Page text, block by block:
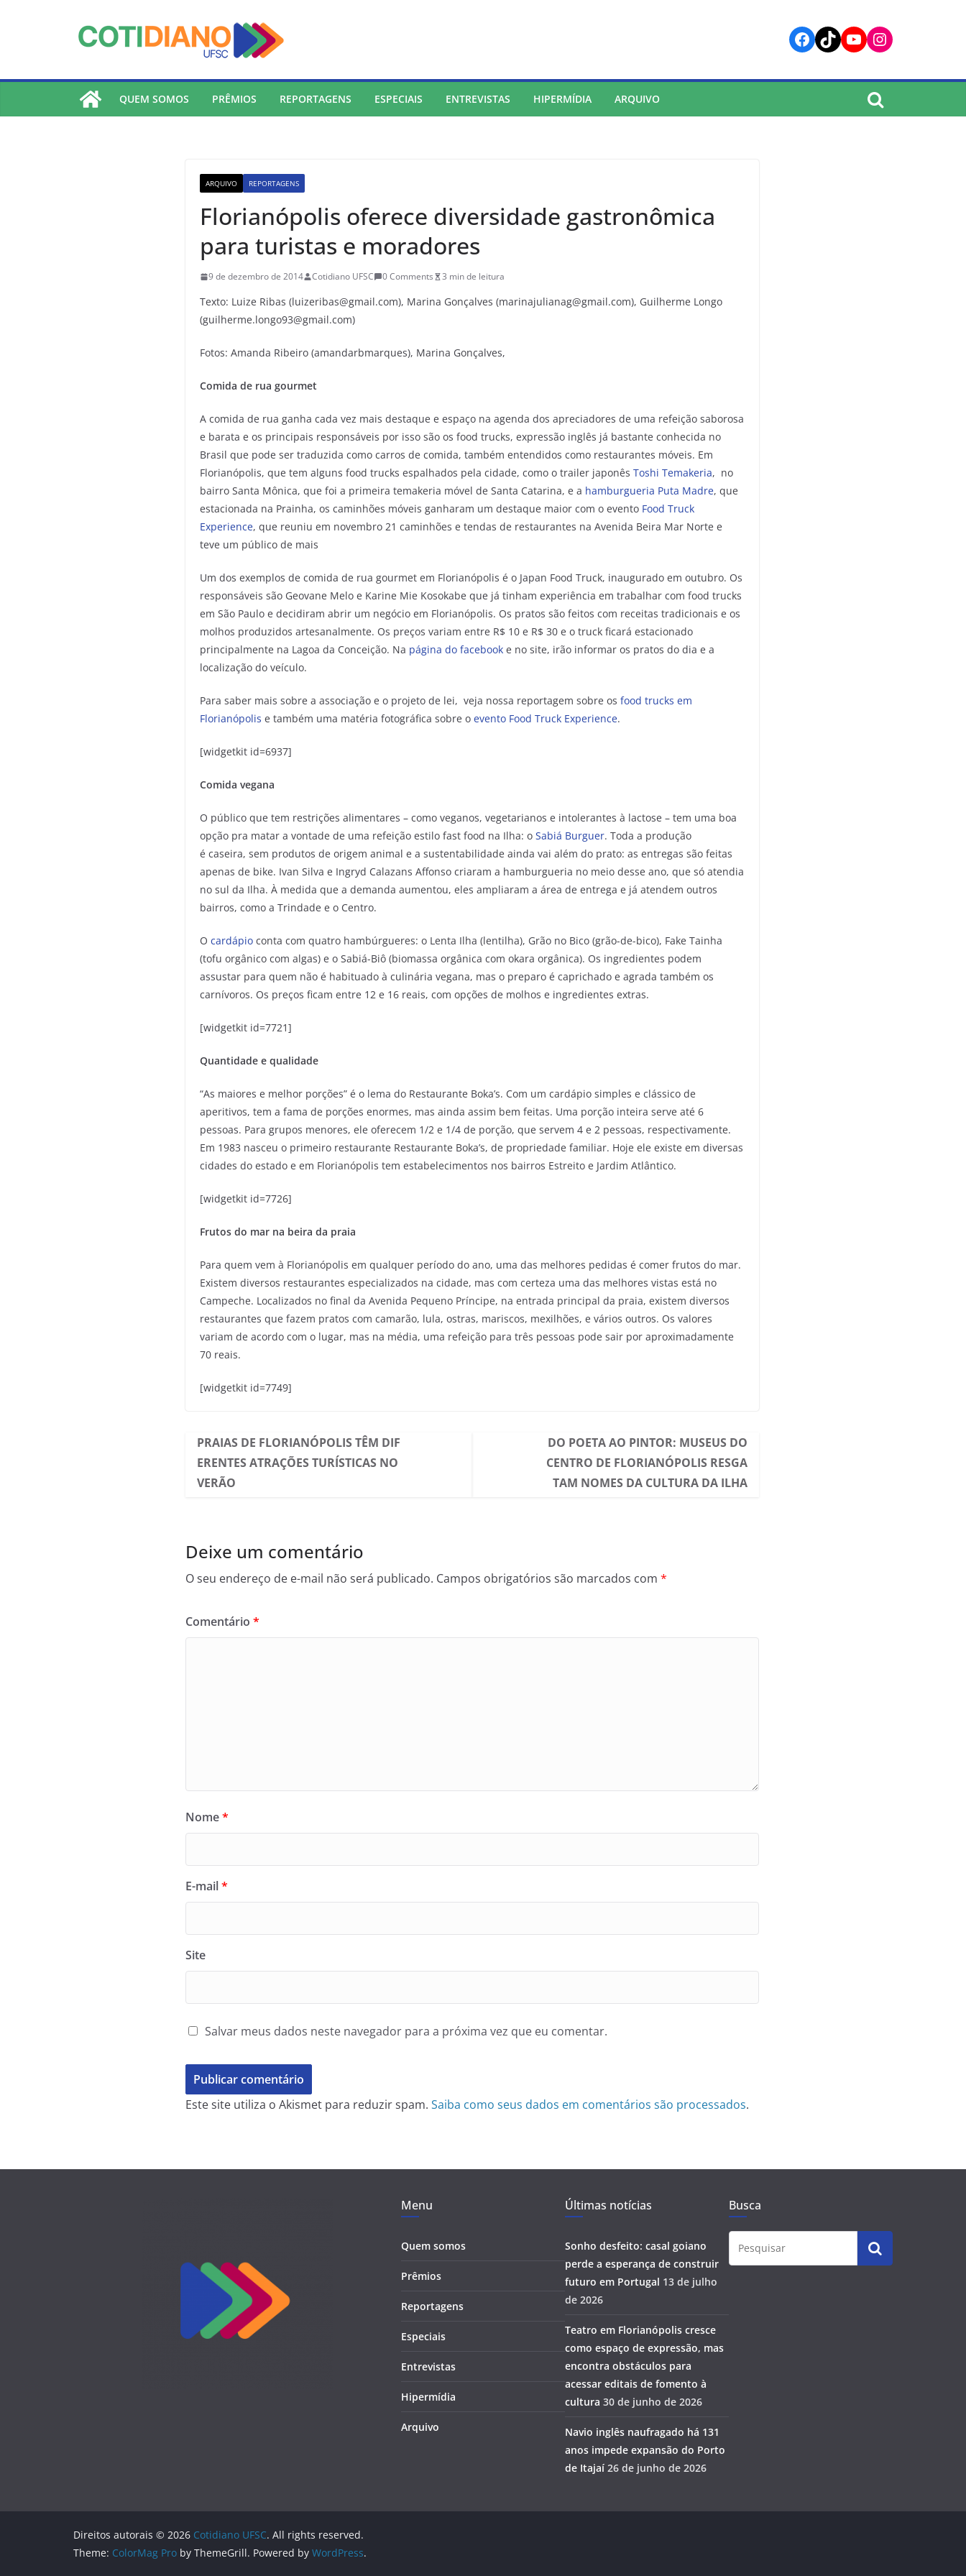
Facebook
TikTokYouTube
Instagram
QUEM SOMOS PRÊMIOS REPORTAGENS ESPECIAIS ENTREVISTAS HIPERMÍDIA ARQUIVO
ARQUIVO REPORTAGENS
Florianópolis oferece diversidade gastronômica
para turistas e moradores
9 de dezembro de 2014 Cotidiano UFSC 0 Comments 3 min de leitura
Texto: Luize Ribas (luizeribas@gmail.com), Marina Gonçalves (marinajulianag@gmail.com), Guilherme Longo
(guilherme.longo93@gmail.com)
Fotos: Amanda Ribeiro (amandarbmarques), Marina Gonçalves,
Comida de rua gourmet
A comida de rua ganha cada vez mais destaque e espaço na agenda dos apreciadores de uma refeição saborosa
e barata e os principais responsáveis por isso são os food trucks, expressão inglês já bastante conhecida no
Brasil que pode ser traduzida como carros de comida, também entendidos como restaurantes móveis. Em
Florianópolis, que tem alguns food trucks espalhados pela cidade, como o trailer japonês Toshi Temakeria, no
bairro Santa Mônica, que foi a primeira temakeria móvel de Santa Catarina, e a hamburgueria Puta Madre, que
estacionada na Prainha, os caminhões móveis ganharam um destaque maior com o evento Food Truck
Experience, que reuniu em novembro 21 caminhões e tendas de restaurantes na Avenida Beira Mar Norte e
teve um público de mais
Um dos exemplos de comida de rua gourmet em Florianópolis é o Japan Food Truck, inaugurado em outubro. Os
responsáveis são Geovane Melo e Karine Mie Kosokabe que já tinham experiência em trabalhar com food trucks
em São Paulo e decidiram abrir um negócio em Florianópolis. Os pratos são feitos com receitas tradicionais e os
molhos produzidos artesanalmente. Os preços variam entre R$ 10 e R$ 30 e o truck ficará estacionado
principalmente na Lagoa da Conceição. Na página do facebook e no site, irão informar os pratos do dia e a
localização do veículo.
Para saber mais sobre a associação e o projeto de lei, veja nossa reportagem sobre os food trucks em
Florianópolis e também uma matéria fotográfica sobre o evento Food Truck Experience.
[widgetkit id=6937]
Comida vegana
O público que tem restrições alimentares – como veganos, vegetarianos e intolerantes à lactose – tem uma boa
opção pra matar a vontade de uma refeição estilo fast food na Ilha: o Sabiá Burguer. Toda a produção
é caseira, sem produtos de origem animal e a sustentabilidade ainda vai além do prato: as entregas são feitas
apenas de bike. Ivan Silva e Ingryd Calazans Affonso criaram a hamburgueria no meio desse ano, que só atendia
no sul da Ilha. À medida que a demanda aumentou, eles ampliaram a área de entrega e já atendem outros
bairros, como a Trindade e o Centro.
O cardápio conta com quatro hambúrgueres: o Lenta Ilha (lentilha), Grão no Bico (grão-de-bico), Fake Tainha
(tofu orgânico com algas) e o Sabiá-Biô (biomassa orgânica com okara orgânica). Os ingredientes podem
assustar para quem não é habituado à culinária vegana, mas o preparo é caprichado e agrada também os
carnívoros. Os preços ficam entre 12 e 16 reais, com opções de molhos e ingredientes extras.
[widgetkit id=7721]
Quantidade e qualidade
“As maiores e melhor porções” é o lema do Restaurante Boka’s. Com um cardápio simples e clássico de
aperitivos, tem a fama de porções enormes, mas ainda assim bem feitas. Uma porção inteira serve até 6
pessoas. Para grupos menores, ele oferecem 1/2 e 1/4 de porção, que servem 4 e 2 pessoas, respectivamente.
Em 1983 nasceu o primeiro restaurante Restaurante Boka’s, de propriedade familiar. Hoje ele existe em diversas
cidades do estado e em Florianópolis tem estabelecimentos nos bairros Estreito e Jardim Atlântico.
[widgetkit id=7726]
Frutos do mar na beira da praia
Para quem vem à Florianópolis em qualquer período do ano, uma das melhores pedidas é comer frutos do mar.
Existem diversos restaurantes especializados na cidade, mas com certeza uma das melhores vistas está no
Campeche. Localizados no final da Avenida Pequeno Príncipe, na entrada principal da praia, existem diversos
restaurantes que fazem pratos com camarão, lula, ostras, mariscos, mexilhões, e vários outros. Os valores
variam de acordo com o lugar, mas na média, uma refeição para três pessoas pode sair por aproximadamente
70 reais.
[widgetkit id=7749]
PRAIAS DE FLORIANÓPOLIS TÊM DIF
ERENTES ATRAÇÕES TURÍSTICAS NO
VERÃO
DO POETA AO PINTOR: MUSEUS DO
CENTRO DE FLORIANÓPOLIS RESGA
TAM NOMES DA CULTURA DA ILHA
Deixe um comentário
O seu endereço de e-mail não será publicado. Campos obrigatórios são marcados com *
Comentário *
Nome*
E-mail*
Site
Salvar meus dados neste navegador para a próxima vez que eu comentar.
Este site utiliza o Akismet para reduzir spam. Saiba como seus dados em comentários são processados.
Menu
Quem somos
Prêmios
Reportagens
Especiais
Entrevistas
Hipermídia
Arquivo
Últimas notícias
Sonho desfeito: casal goiano
perde a esperança de construir
futuro em Portugal 13 de julho
de 2026
Teatro em Florianópolis cresce
como espaço de expressão, mas
encontra obstáculos para
acessar editais de fomento à
cultura 30 de junho de 2026
Navio inglês naufragado há 131
anos impede expansão do Porto
de Itajaí 26 de junho de 2026
Busca
Direitos autorais © 2026 Cotidiano UFSC. All rights reserved.
Theme: ColorMag Pro by ThemeGrill. Powered by WordPress.